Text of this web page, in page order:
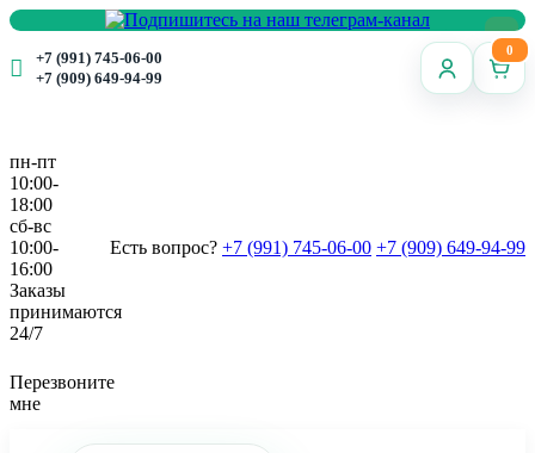
+7 (991) 745-06-00
+7 (909) 649-94-99
0
пн-пт
10:00-
18:00
сб-вс
10:00-
16:00
Заказы
принимаются
24/7
Есть вопрос? +7 (991) 745-06-00 +7 (909) 649-94-99
Перезвоните
мне